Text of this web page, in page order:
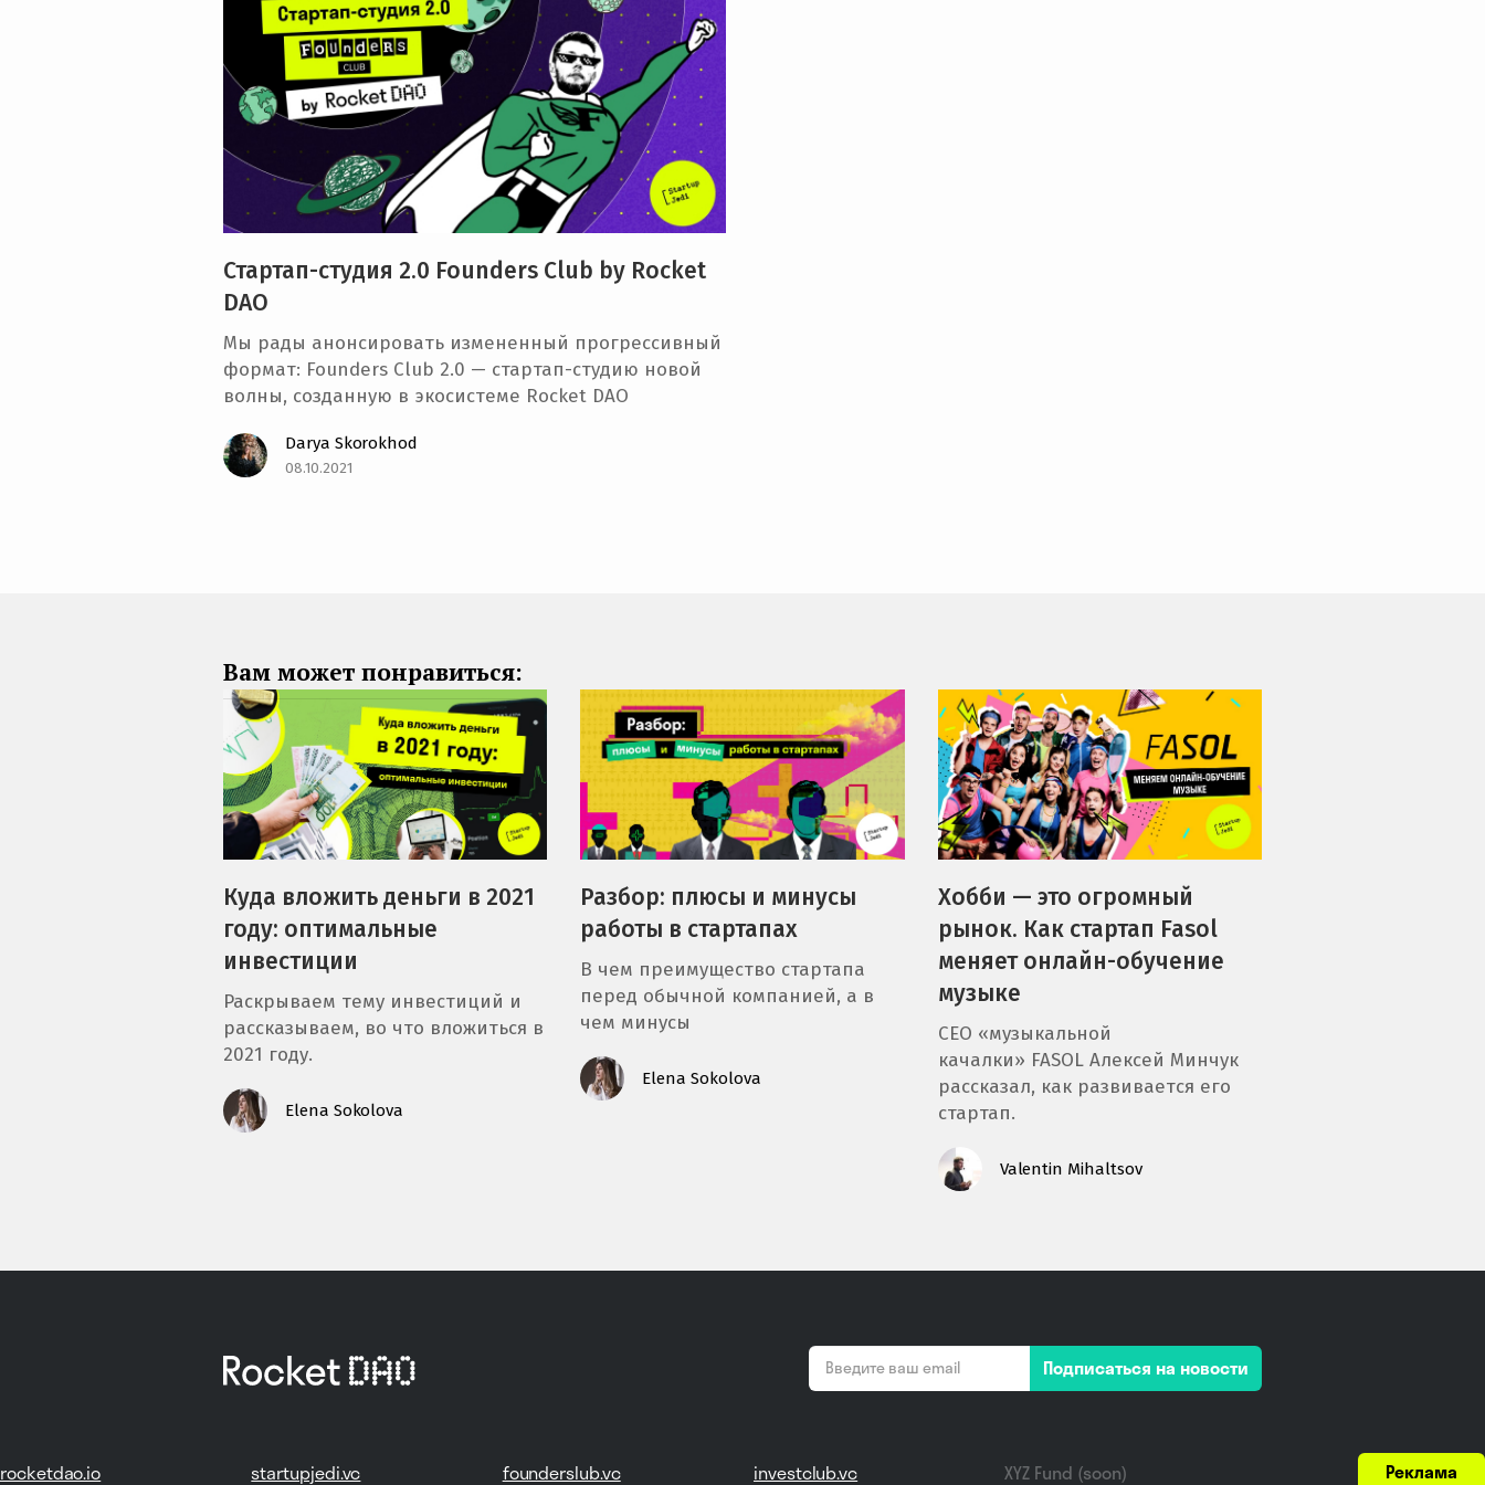
Стартап-студия 2.0 Founders Club by Rocket
DAO
Мы рады анонсировать измененный прогрессивный
формат: Founders Club 2.0 — стартап-студию новой
волны, созданную в экосистемe Rocket DAO
Darya Skorokhod
08.10.2021
Вам может понравиться:
Куда вложить деньги в 2021
году: оптимальные
инвестиции
Раскрываем тему инвестиций и
рассказываем, во что вложиться в
2021 году.
Elena Sokolova
Разбор: плюсы и минусы
работы в стартапах
В чем преимущество стартапа
перед обычной компанией, а в
чем минусы
Elena Sokolova
Хобби — это огромный
рынок. Как стартап Fasol
меняет онлайн-обучение
музыке
CEO «музыкальной
качалки» FASOL Алексей Минчук
рассказал, как развивается его
стартап.
Valentin Mihaltsov
Подписаться на новости
rocketdao.io startupjedi.vc founderslub.vc investclub.vc XYZ Fund (soon) Реклама